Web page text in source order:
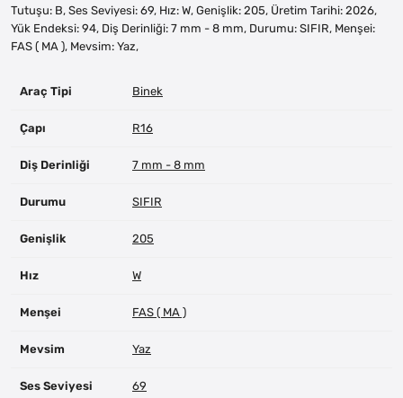
Tutuşu: B, Ses Seviyesi: 69, Hız: W, Genişlik: 205, Üretim Tarihi: 2026,
Yük Endeksi: 94, Diş Derinliği: 7 mm - 8 mm, Durumu: SIFIR, Menşei:
FAS ( MA ), Mevsim: Yaz,
Araç Tipi Binek
Çapı R16
Diş Derinliği 7 mm - 8 mm
Durumu SIFIR
Genişlik 205
Hız W
Menşei FAS ( MA )
Mevsim Yaz
Ses Seviyesi 69